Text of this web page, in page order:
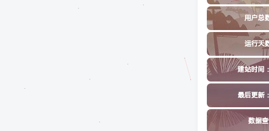
用户总
运行天
建站时间
最后更新
数据